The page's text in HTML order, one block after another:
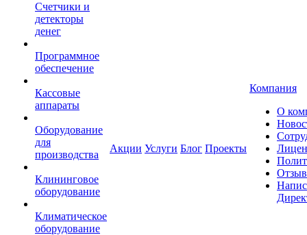
Счетчики и
детекторы
денег
Программное
обеспечение
Кассовые
аппараты
Оборудование
для
производства
Клининговое
оборудование
Климатическое
оборудование
Акции Услуги Блог Проекты
Компания
О